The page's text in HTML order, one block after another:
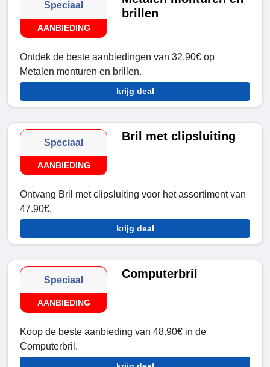
Speciaal
AANBIEDING
brillen
Ontdek de beste aanbiedingen van 32.90€ op
Metalen monturen en brillen.
krijg deal
Speciaal
AANBIEDING
Bril met clipsluiting
Ontvang Bril met clipsluiting voor het assortiment van
47.90€.
krijg deal
Speciaal
AANBIEDING
Computerbril
Koop de beste aanbieding van 48.90€ in de
Computerbril.